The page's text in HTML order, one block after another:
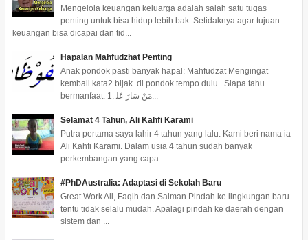
Mengelola keuangan keluarga adalah salah satu tugas
penting untuk bisa hidup lebih bak. Setidaknya agar tujuan
keuangan bisa dicapai dan tid...
Hapalan Mahfudzhat Penting
Anak pondok pasti banyak hapal: Mahfudzat Mengingat
kembali kata2 bijak di pondok tempo dulu.. Siapa tahu
bermanfaat. 1. ﻣَﻦْ ﺳَﺎﺭَ ﻋَﻠ...
Selamat 4 Tahun, Ali Kahfi Karami
Putra pertama saya lahir 4 tahun yang lalu. Kami beri nama ia
Ali Kahfi Karami. Dalam usia 4 tahun sudah banyak
perkembangan yang capa...
#PhDAustralia: Adaptasi di Sekolah Baru
Great Work Ali, Faqih dan Salman Pindah ke lingkungan baru
tentu tidak selalu mudah. Apalagi pindah ke daerah dengan
sistem dan ...